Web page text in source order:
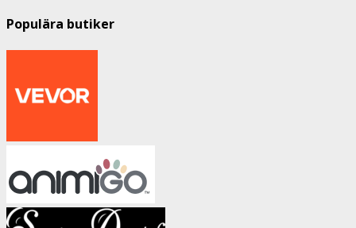
Populära butiker